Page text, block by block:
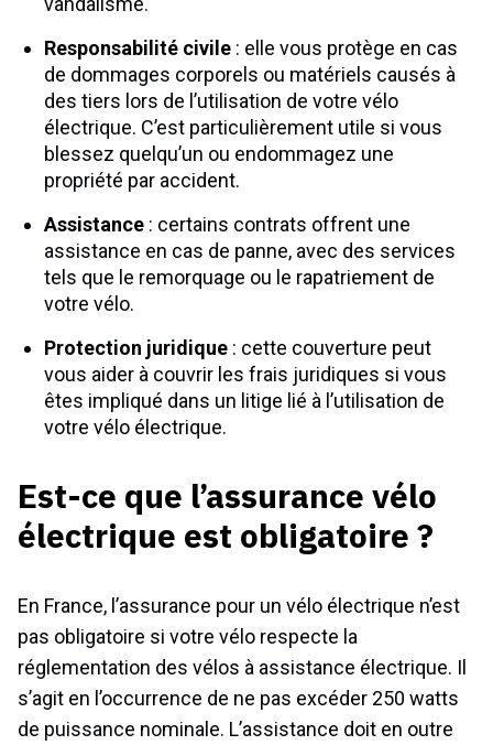
Responsabilité civile : elle vous protège en cas
de dommages corporels ou matériels causés à
des tiers lors de l’utilisation de votre vélo
électrique. C’est particulièrement utile si vous
blessez quelqu’un ou endommagez une
propriété par accident.
Assistance : certains contrats offrent une
assistance en cas de panne, avec des services
tels que le remorquage ou le rapatriement de
votre vélo.
Protection juridique : cette couverture peut
vous aider à couvrir les frais juridiques si vous
êtes impliqué dans un litige lié à l’utilisation de
votre vélo électrique.
Est-ce que l’assurance vélo
électrique est obligatoire ?
En France, l’assurance pour un vélo électrique n’est
pas obligatoire si votre vélo respecte la
réglementation des vélos à assistance électrique. Il
s’agit en l’occurrence de ne pas excéder 250 watts
de puissance nominale. L’assistance doit en outre